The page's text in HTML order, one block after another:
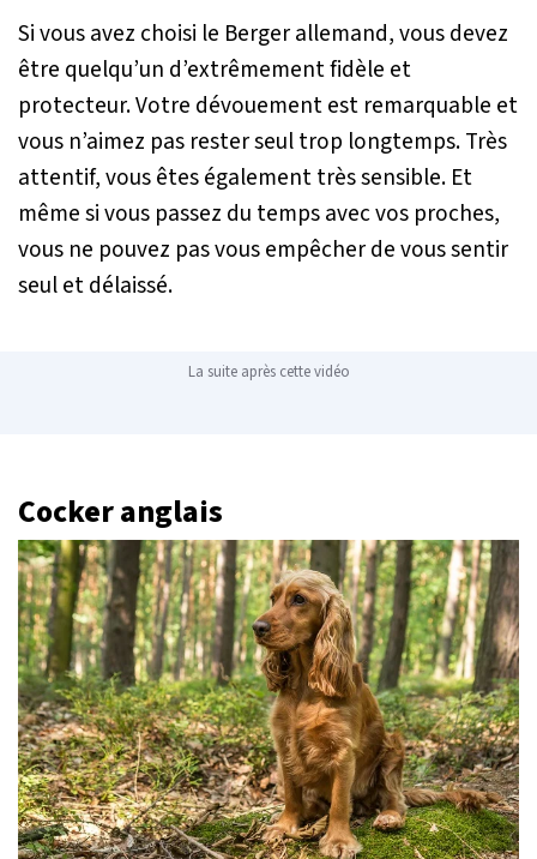
Si vous avez choisi le Berger allemand, vous devez
être quelqu’un d’extrêmement fidèle et
protecteur. Votre dévouement est remarquable et
vous n’aimez pas rester seul trop longtemps. Très
attentif, vous êtes également très sensible. Et
même si vous passez du temps avec vos proches,
vous ne pouvez pas vous empêcher de vous sentir
seul et délaissé.
La suite après cette vidéo
Cocker anglais